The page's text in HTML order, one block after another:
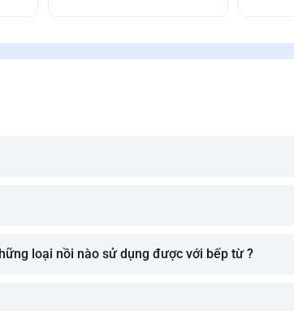
loại nồi nào sử dụng được với bếp từ ?